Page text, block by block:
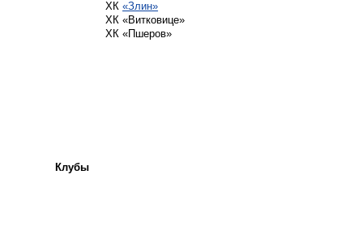
Клубы
ХК«Злин»
ХК «Витковице»
ХК «Пшеров»